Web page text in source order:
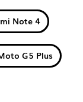
Note 4
G5 Plus